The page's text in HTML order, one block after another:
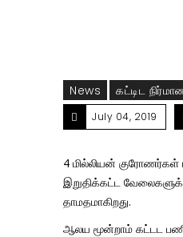
News கட்டிட
July 04, 2019
4 மில்லியன்
இறுதிக்கட்ட
தாமதமாகிறது.
ஆலய மூன்றாம் கட்டட